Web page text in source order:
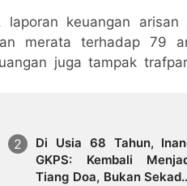
laporan keuangan
merata terhadap 79
juga tampak
Di Usia 68 Tahun,
GKPS: Kembali
Tiang Doa, Bukan